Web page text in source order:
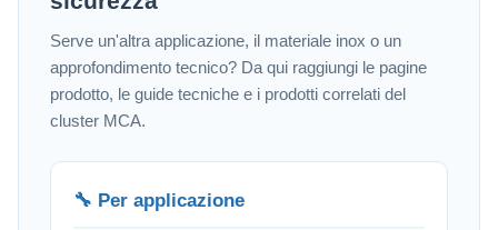
Serve un'altra applicazione, il materiale inox o un
approfondimento tecnico? Da qui raggiungi le pagine
prodotto, le guide tecniche e i prodotti correlati del
cluster MCA.
🔧 Per applicazione